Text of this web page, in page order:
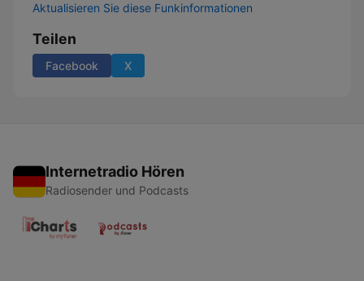
Aktualisieren Sie diese Funkinformationen
Teilen
Facebook X
Internetradio Hören
Radiosender und Podcasts